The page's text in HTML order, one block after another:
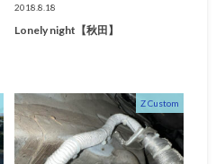
2018.8.18
Lonely night【秋田】
Z Custom